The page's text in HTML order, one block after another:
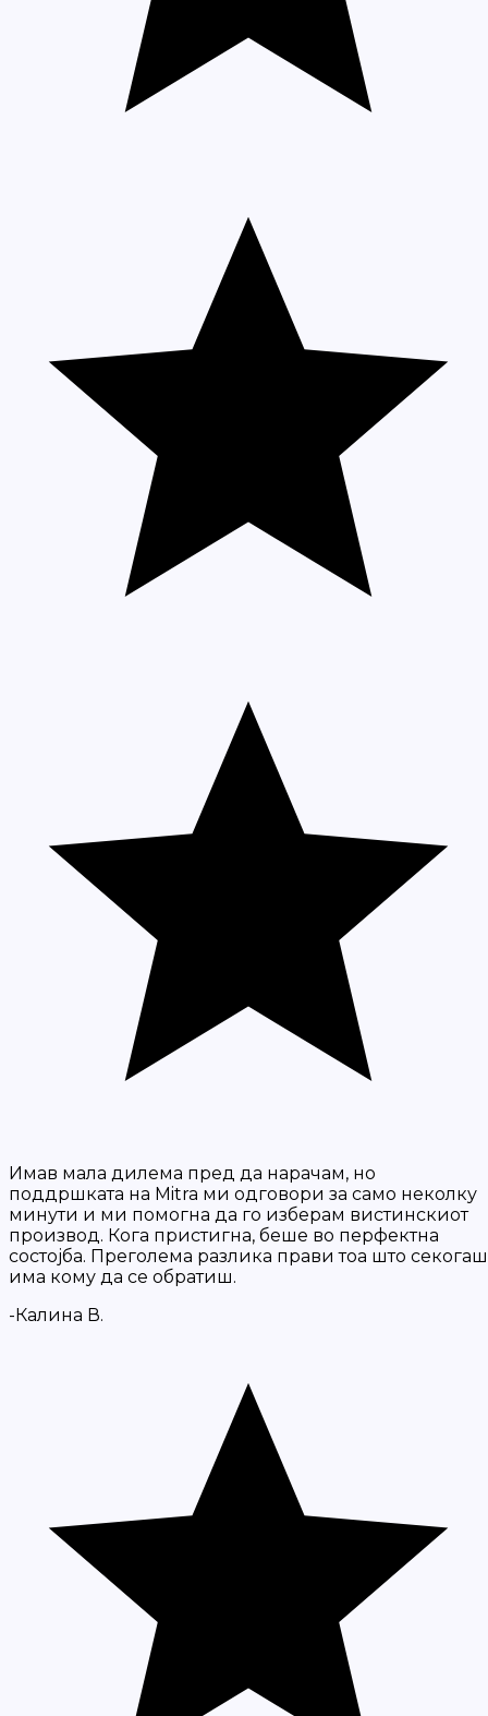
Имав мала дилема пред да нарачам, но
поддршката на Mitra ми одговори за само неколку
минути и ми помогна да го изберам вистинскиот
производ. Кога пристигна, беше во перфектна
состојба. Преголема разлика прави тоа што секогаш
има кому да се обратиш.
-Калина В.